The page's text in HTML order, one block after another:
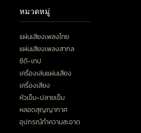
หมวดหมู่
แผ่นเสียงเพลงไทย
แผ่นเสียงเพลงสากล
ซีดี-เทป
เครื่องเล่นแผ่นเสียง
เครื่องเสียง
หัวเข็ม-ปลายเข็ม
หลอดสุญญากาศ
อุปกรณ์ทำความสะอาด